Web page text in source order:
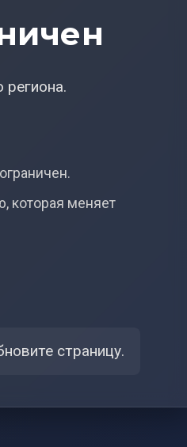
которая меняет
страницу.